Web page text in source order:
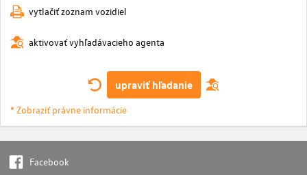
vytlačiť zoznam vozidiel
aktivovať vyhľadávacieho agenta
upraviť hľadanie
* Zobraziť právne informácie
Facebook